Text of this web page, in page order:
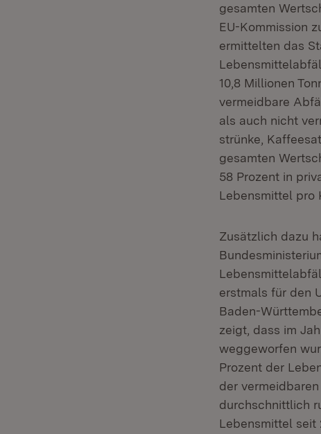
gesamten
EU-Kommission
ermittelten das
10,8 Millionen
vermeidbare
als auch nicht
strünke,
gesamten
58 Prozent in
Lebensmittel pro
Zusätzlich dazu
erstmals für den
Baden-
zeigt, dass im
weggeworfen
Prozent der
der
durchschnittlich
Lebensmittel seit